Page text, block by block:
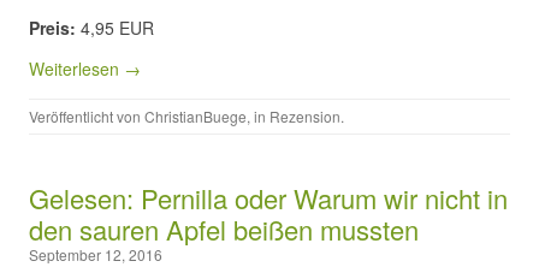
Preis: 4,95 EUR
Weiterlesen →
Veröffentlicht von ChristianBuege, in Rezension.
Gelesen: Pernilla oder Warum wir nicht in
den sauren Apfel beißen mussten
September 12, 2016